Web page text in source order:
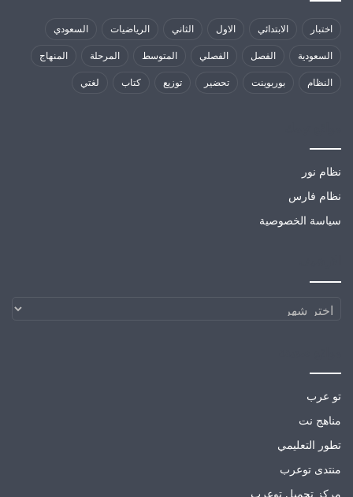
اختبار الابتدائي الاول الثاني الرياضيات السعودي
السعودية الفصل الفصلي المتوسط المرحلة المنهاج
النظام بوربوينت تحضير توزيع كتاب لغتي
نظام نور
نظام فارس
سياسة الخصوصية
الارشيف
تو عرب
مناهج نت
تطور التعليمي
منتدى توعرب
مركز تحميل توعرب